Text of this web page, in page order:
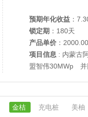
预期年化收益 ：
锁定期 ：180天
产品单价 ：
项目信息 : 内蒙古
盟智伟30MWp 并
金桔 充电桩 美柚